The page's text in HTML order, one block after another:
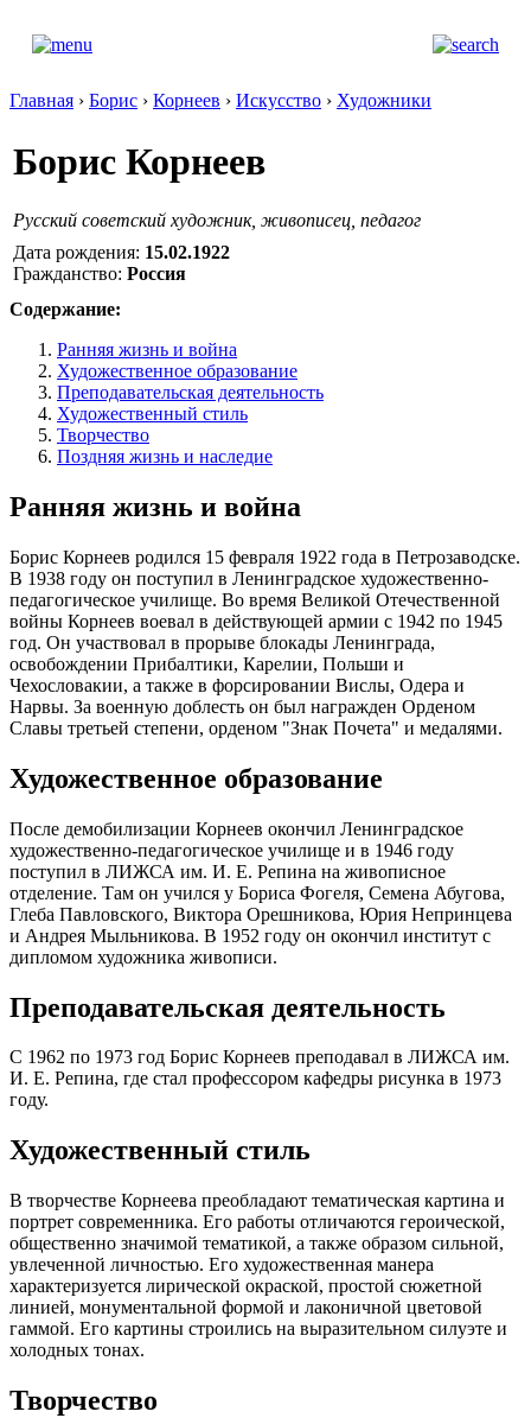
Главная › Борис › Корнеев › Искусство › Художники
Борис Корнеев
Русский советский художник, живописец, педагог
Дата рождения: 15.02.1922
Гражданство: Россия
Содержание:
Ранняя жизнь и война
Художественное образование
Преподавательская деятельность
Художественный стиль
Творчество
Поздняя жизнь и наследие
Ранняя жизнь и война
Борис Корнеев родился 15 февраля 1922 года в Петрозаводске.
В 1938 году он поступил в Ленинградское художественно-
педагогическое училище. Во время Великой Отечественной
войны Корнеев воевал в действующей армии с 1942 по 1945
год. Он участвовал в прорыве блокады Ленинграда,
освобождении Прибалтики, Карелии, Польши и
Чехословакии, а также в форсировании Вислы, Одера и
Нарвы. За военную доблесть он был награжден Орденом
Славы третьей степени, орденом "Знак Почета" и медалями.
Художественное образование
После демобилизации Корнеев окончил Ленинградское
художественно-педагогическое училище и в 1946 году
поступил в ЛИЖСА им. И. Е. Репина на живописное
отделение. Там он учился у Бориса Фогеля, Семена Абугова,
Глеба Павловского, Виктора Орешникова, Юрия Непринцева
и Андрея Мыльникова. В 1952 году он окончил институт с
дипломом художника живописи.
Преподавательская деятельность
С 1962 по 1973 год Борис Корнеев преподавал в ЛИЖСА им.
И. Е. Репина, где стал профессором кафедры рисунка в 1973
году.
Художественный стиль
В творчестве Корнеева преобладают тематическая картина и
портрет современника. Его работы отличаются героической,
общественно значимой тематикой, а также образом сильной,
увлеченной личностью. Его художественная манера
характеризуется лирической окраской, простой сюжетной
линией, монументальной формой и лаконичной цветовой
гаммой. Его картины строились на выразительном силуэте и
холодных тонах.
Творчество